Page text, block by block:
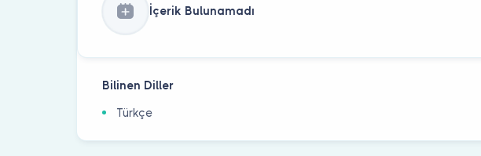
İçerik Bulunamadı
Bilinen Diller
Türkçe